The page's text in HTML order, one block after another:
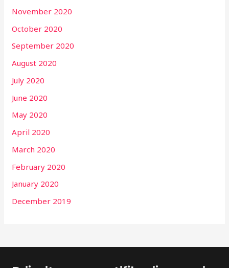
November 2020
October 2020
September 2020
August 2020
July 2020
June 2020
May 2020
April 2020
March 2020
February 2020
January 2020
December 2019